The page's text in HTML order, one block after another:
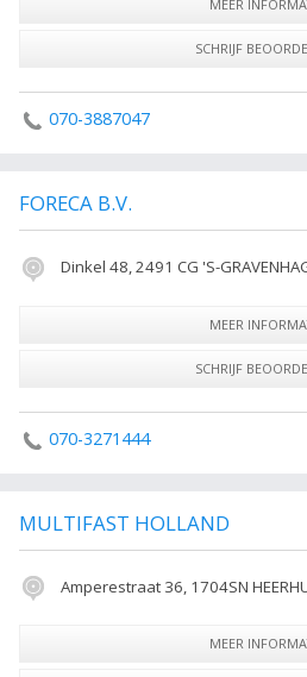
MEER
SCHRIJF
070-3887047
FORECA B.V.
Dinkel 48, 2491 CG 'S-
MEER
SCHRIJF
070-3271444
MULTIFAST HOLLAND
Amperestraat 36, 1704SN
MEER